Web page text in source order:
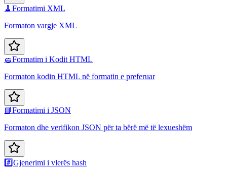
🧹 Formatimi XML
Formaton vargje XML
🧽Formatim i Kodit HTML
Formaton kodin HTML në formatin e preferuar
📘Formatimi i JSON
Formaton dhe verifikon JSON për ta bërë më të lexueshëm
#️⃣ Gjenerimi i vlerës hash